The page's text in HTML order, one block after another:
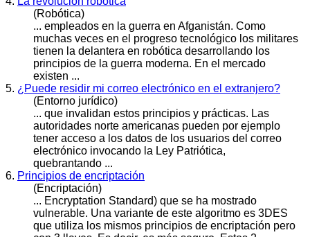
(Robótica)
... empleados en la guerra en Afganistán. Como
muchas veces en el progreso tecnológico los militares
tienen la delantera en robótica desarrollando los
principios de la guerra moderna. En el mercado
existen ...
5. ¿Puede residir mi correo electrónico en el extranjero?
(Entorno jurídico)
... que invalidan estos principios y prácticas. Las
autoridades norte americanas pueden por ejemplo
tener acceso a los datos de los usuarios del correo
electrónico invocando la Ley Patriótica,
quebrantando ...
6. Principios de encriptación
(Encriptación)
... Encryptation Standard) que se ha mostrado
vulnerable. Una variante de este algoritmo es 3DES
que utiliza los mismos principios de encriptación pero